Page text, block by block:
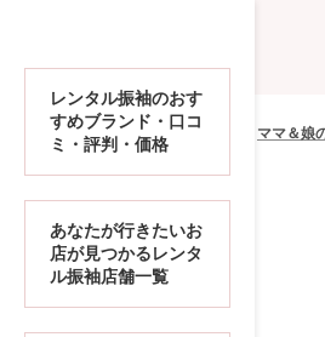
レンタル振袖のおす
すめブランド・口コ
ミ・評判・価格
あなたが行きたいお
店が見つかるレンタ
ル振袖店舗一覧
ママ＆娘